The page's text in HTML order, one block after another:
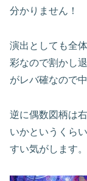
分かりません！
演出としても全
彩なので割かし
がレバ確なので
逆に偶数図柄は
いかというくら
すい気がします。